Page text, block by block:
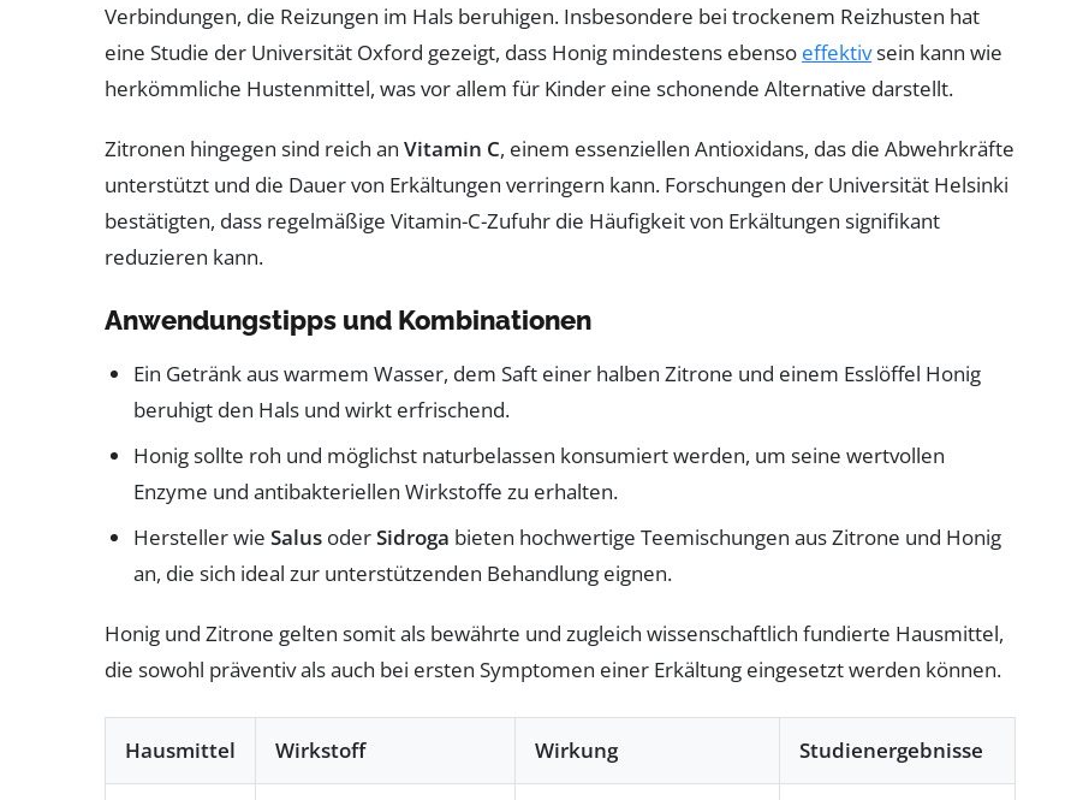
Verbindungen, die Reizungen im Hals beruhigen. Insbesondere bei trockenem Reizhusten hat
eine Studie der Universität Oxford gezeigt, dass Honig mindestens ebenso effektivsein kann wie
herkömmliche Hustenmittel, was vor allem für Kinder eine schonende Alternative darstellt.
Zitronen hingegen sind reich an Vitamin C, einem essenziellen Antioxidans, das die Abwehrkräfte
unterstützt und die Dauer von Erkältungen verringern kann. Forschungen der Universität Helsinki
bestätigten, dass regelmäßige Vitamin-C-Zufuhr die Häufigkeit von Erkältungen signifikant
reduzieren kann.
Anwendungstipps und Kombinationen
Ein Getränk aus warmem Wasser, dem Saft einer halben Zitrone und einem Esslöffel Honig
beruhigt den Hals und wirkt erfrischend.
Honig sollte roh und möglichst naturbelassen konsumiert werden, um seine wertvollen
Enzyme und antibakteriellen Wirkstoffe zu erhalten.
Hersteller wie Salus oderSidroga bieten hochwertige Teemischungen aus Zitrone und Honig
an, die sich ideal zur unterstützenden Behandlung eignen.
Honig und Zitrone gelten somit als bewährte und zugleich wissenschaftlich fundierte Hausmittel,
die sowohl präventiv als auch bei ersten Symptomen einer Erkältung eingesetzt werden können.
Hausmittel Wirkstoff Wirkung Studienergebnisse